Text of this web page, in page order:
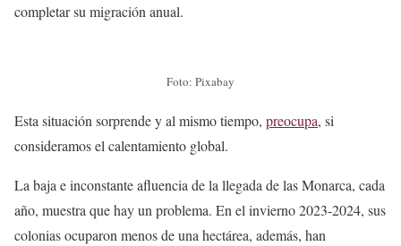
completar su migración anual.
Foto: Pixabay
Esta situación sorprende y al mismo tiempo, preocupa, si
consideramos el calentamiento global.
La baja e inconstante afluencia de la llegada de las Monarca, cada
año, muestra que hay un problema. En el invierno 2023-2024, sus
colonias ocuparon menos de una hectárea, además, han